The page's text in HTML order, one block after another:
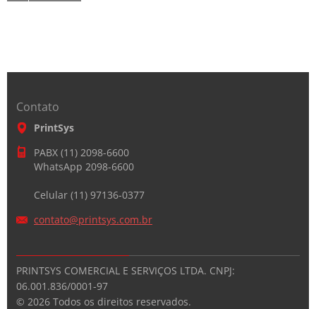
Contato
PrintSys
PABX (11) 2098-6600
WhatsApp 2098-6600
Celular (11) 97136-0377
contato@printsys.com.br
PRINTSYS COMERCIAL E SERVIÇOS LTDA. CNPJ:
06.001.836/0001-97
© 2026 Todos os direitos reservados.